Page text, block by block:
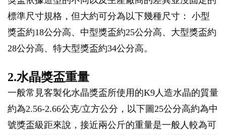
標準尺寸規格，但大約可分為以下幾種尺寸： 小型
獎盃約18公分高、中型獎盃約25公分高、大型獎盃約
28公分高、特大型獎盃約34公分高。
2.水晶獎盃重量
一般常見客製化水晶獎盃所使用的K9人造水晶的質量
約為2.56-2.66公克/立方公分，以下圖25公分高約為中
號獎盃級距來說，接近兩公斤的重量是一般人較為可